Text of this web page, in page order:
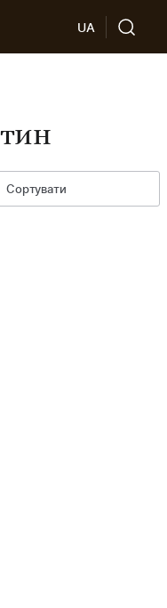
UA
Сортувати